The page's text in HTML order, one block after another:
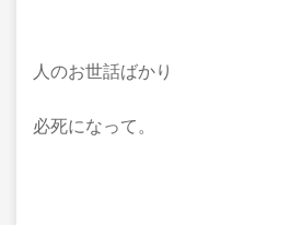
人のお世話ばかり
必死になって。